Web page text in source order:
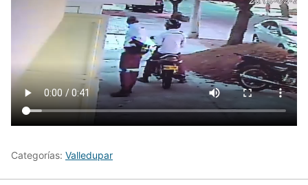
Categorías: Valledupar